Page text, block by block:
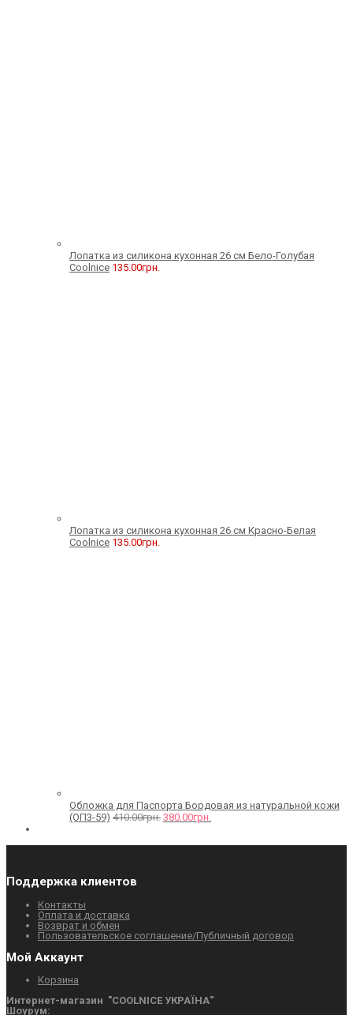
Лопатка из силикона кухонная 26 см Бело-Голубая
Coolnice 135.00грн.
Лопатка из силикона кухонная 26 см Красно-Белая
Coolnice 135.00грн.
Обложка для Паспорта Бордовая из натуральной кожи
(ОП3-59) 410.00грн. 380.00грн.
Поддержка клиентов
Контакты
Оплата и доставка
Возврат и обмен
Пользовательское соглашение/Публичный договор
Мой Аккаунт
Корзина
Интернет-магазин "СOOLNICE УКРАЇНА"
Шоурум: